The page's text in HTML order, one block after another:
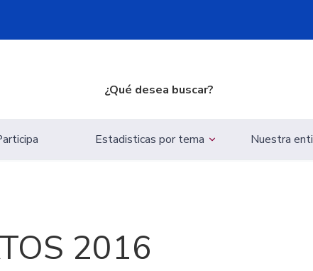
¿Qué desea buscar?
Estadisticas por tema Nuestra
2016